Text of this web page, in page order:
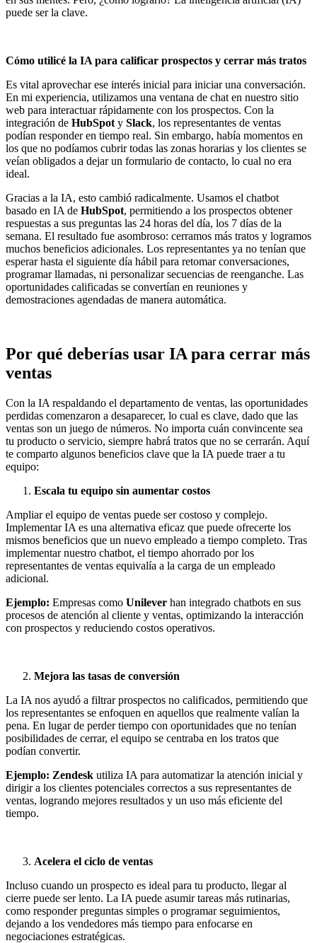
puede ser la clave.
Cómo utilicé la IA para calificar prospectos y cerrar más tratos
Es vital aprovechar ese interés inicial para iniciar una conversación.
En mi experiencia, utilizamos una ventana de chat en nuestro sitio
web para interactuar rápidamente con los prospectos. Con la
integración de HubSpot y Slack, los representantes de ventas
podían responder en tiempo real. Sin embargo, había momentos en
los que no podíamos cubrir todas las zonas horarias y los clientes se
veían obligados a dejar un formulario de contacto, lo cual no era
ideal.
Gracias a la IA, esto cambió radicalmente. Usamos el chatbot
basado en IA de HubSpot, permitiendo a los prospectos obtener
respuestas a sus preguntas las 24 horas del día, los 7 días de la
semana. El resultado fue asombroso: cerramos más tratos y logramos
muchos beneficios adicionales. Los representantes ya no tenían que
esperar hasta el siguiente día hábil para retomar conversaciones,
programar llamadas, ni personalizar secuencias de reenganche. Las
oportunidades calificadas se convertían en reuniones y
demostraciones agendadas de manera automática.
Por qué deberías usar IA para cerrar más
ventas
Con la IA respaldando el departamento de ventas, las oportunidades
perdidas comenzaron a desaparecer, lo cual es clave, dado que las
ventas son un juego de números. No importa cuán convincente sea
tu producto o servicio, siempre habrá tratos que no se cerrarán. Aquí
te comparto algunos beneficios clave que la IA puede traer a tu
equipo:
Escala tu equipo sin aumentar costos
Ampliar el equipo de ventas puede ser costoso y complejo.
Implementar IA es una alternativa eficaz que puede ofrecerte los
mismos beneficios que un nuevo empleado a tiempo completo. Tras
implementar nuestro chatbot, el tiempo ahorrado por los
representantes de ventas equivalía a la carga de un empleado
adicional.
Ejemplo: Empresas como Unilever han integrado chatbots en sus
procesos de atención al cliente y ventas, optimizando la interacción
con prospectos y reduciendo costos operativos.
Mejora las tasas de conversión
La IA nos ayudó a filtrar prospectos no calificados, permitiendo que
los representantes se enfoquen en aquellos que realmente valían la
pena. En lugar de perder tiempo con oportunidades que no tenían
posibilidades de cerrar, el equipo se centraba en los tratos que
podían convertir.
Ejemplo: Zendesk utiliza IA para automatizar la atención inicial y
dirigir a los clientes potenciales correctos a sus representantes de
ventas, logrando mejores resultados y un uso más eficiente del
tiempo.
Acelera el ciclo de ventas
Incluso cuando un prospecto es ideal para tu producto, llegar al
cierre puede ser lento. La IA puede asumir tareas más rutinarias,
como responder preguntas simples o programar seguimientos,
dejando a los vendedores más tiempo para enfocarse en
negociaciones estratégicas.